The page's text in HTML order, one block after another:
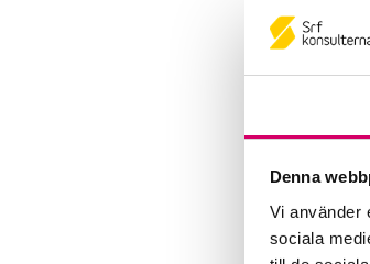
Denna
Vi använder
sociala